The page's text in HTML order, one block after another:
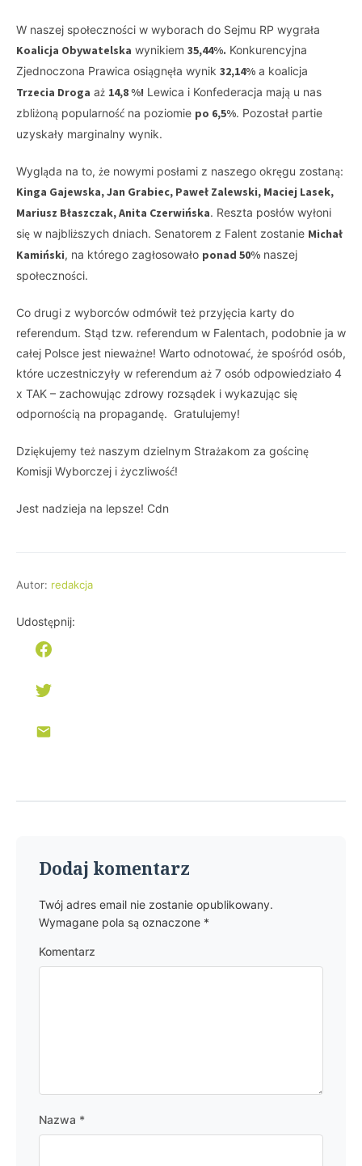
W naszej społeczności w wyborach do Sejmu RP wygrała
Koalicja Obywatelska wynikiem 35,44%. Konkurencyjna
Zjednoczona Prawica osiągnęła wynik 32,14% a koalicja
Trzecia Droga aż 14,8 %! Lewica i Konfederacja mają u nas
zbliżoną popularność na poziomie po 6,5%. Pozostał partie
uzyskały marginalny wynik.
Wygląda na to, że nowymi posłami z naszego okręgu zostaną:
Kinga Gajewska, Jan Grabiec, Paweł Zalewski, Maciej Lasek,
Mariusz Błaszczak, Anita Czerwińska. Reszta posłów wyłoni
się w najbliższych dniach. Senatorem z Falent zostanie Michał
Kamiński, na którego zagłosowało ponad 50% naszej
społeczności.
Co drugi z wyborców odmówił też przyjęcia karty do
referendum. Stąd tzw. referendum w Falentach, podobnie ja w
całej Polsce jest nieważne! Warto odnotować, że spośród osób,
które uczestniczyły w referendum aż 7 osób odpowiedziało 4
x TAK – zachowując zdrowy rozsądek i wykazując się
odpornością na propagandę. Gratulujemy!
Dziękujemy też naszym dzielnym Strażakom za gościnę
Komisji Wyborczej i życzliwość!
Jest nadzieja na lepsze! Cdn
Autor: redakcja
Udostępnij:
Dodaj komentarz
Twój adres email nie zostanie opublikowany.
Wymagane pola są oznaczone *
Komentarz
Nazwa *